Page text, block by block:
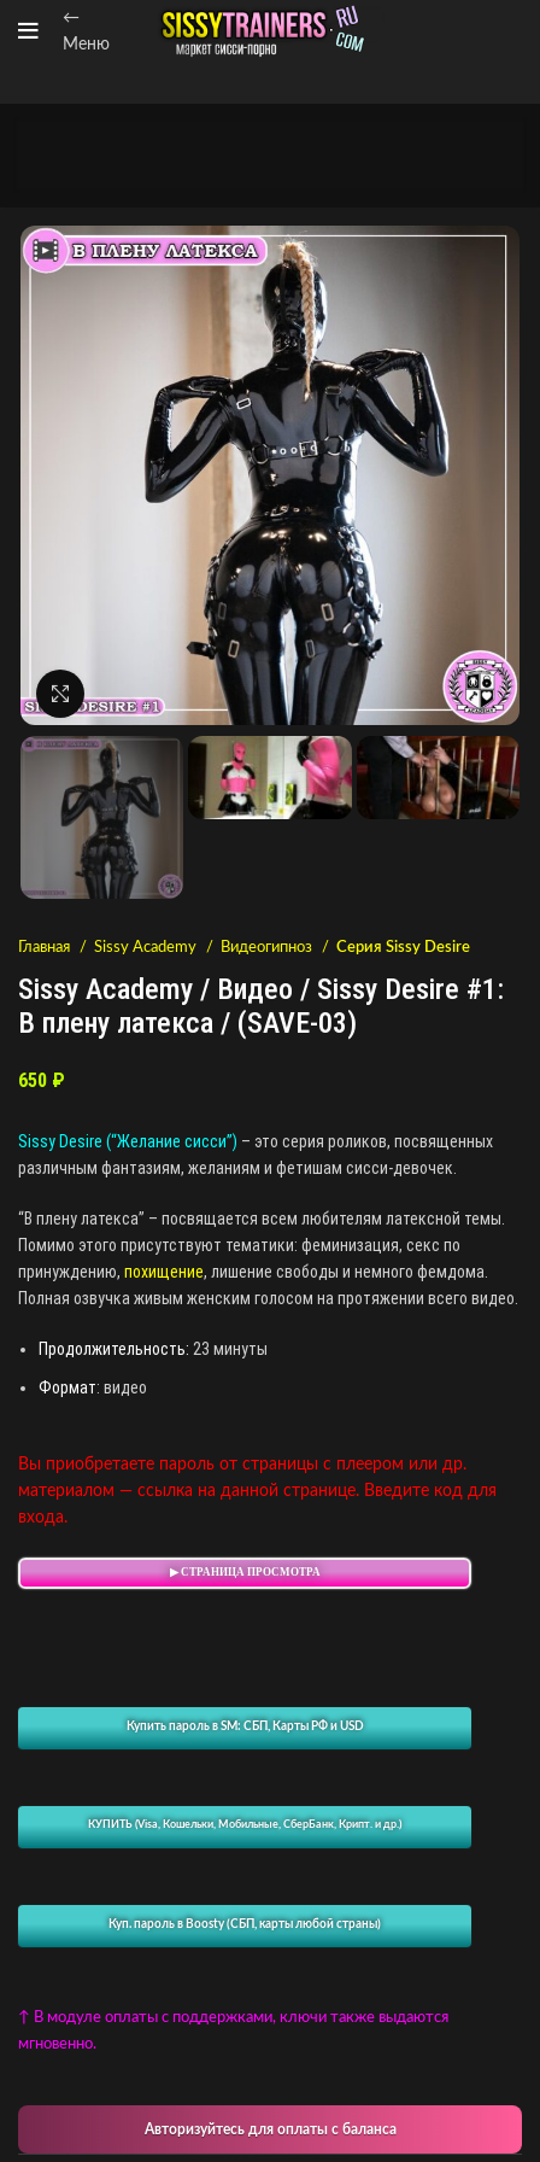
←
Меню
Нажмите, чтобы увеличить
Главная Sissy Academy Видеогипноз Серия Sissy Desire
Sissy Academy / Видео / Sissy Desire #1:
В плену латекса / (SAVE-03)
650 ₽
Sissy Desire (“Желание сисси”) – это серия роликов, посвященных
различным фантазиям, желаниям и фетишам сисси-девочек.
“В плену латекса” – посвящается всем любителям латексной темы.
Помимо этого присутствуют тематики: феминизация, секс по
принуждению, похищение, лишение свободы и немного фемдома.
Полная озвучка живым женским голосом на протяжении всего видео.
Продолжительность: 23 минуты
Формат: видео
Вы приобретаете пароль от страницы с плеером или др.
материалом — ссылка на данной странице. Введите код для
входа.
▶ СТРАНИЦА ПРОСМОТРА
Купить пароль в SM: СБП, Карты РФ и USD
КУПИТЬ (Visa, Кошельки, Мобильные, СберБанк, Крипт. и др.)
Куп. пароль в Boosty (СБП, карты любой страны)
↑ В модуле оплаты с поддержками, ключи также выдаются
мгновенно.
Авторизуйтесь для оплаты с баланса